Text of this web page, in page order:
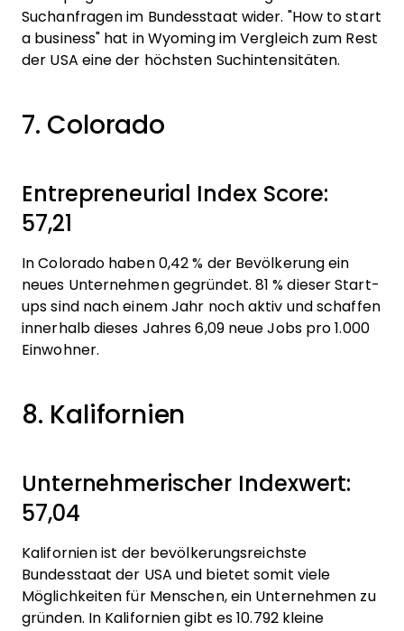
Suchanfragen im Bundesstaat wider. "How to start
a business" hat in Wyoming im Vergleich zum Rest
der USA eine der höchsten Suchintensitäten.
7. Colorado
Entrepreneurial Index Score:
57,21
In Colorado haben 0,42 % der Bevölkerung ein
neues Unternehmen gegründet. 81 % dieser Start-
ups sind nach einem Jahr noch aktiv und schaffen
innerhalb dieses Jahres 6,09 neue Jobs pro 1.000
Einwohner.
8. Kalifornien
Unternehmerischer Indexwert:
57,04
Kalifornien ist der bevölkerungsreichste
Bundesstaat der USA und bietet somit viele
Möglichkeiten für Menschen, ein Unternehmen zu
gründen. In Kalifornien gibt es 10.792 kleine